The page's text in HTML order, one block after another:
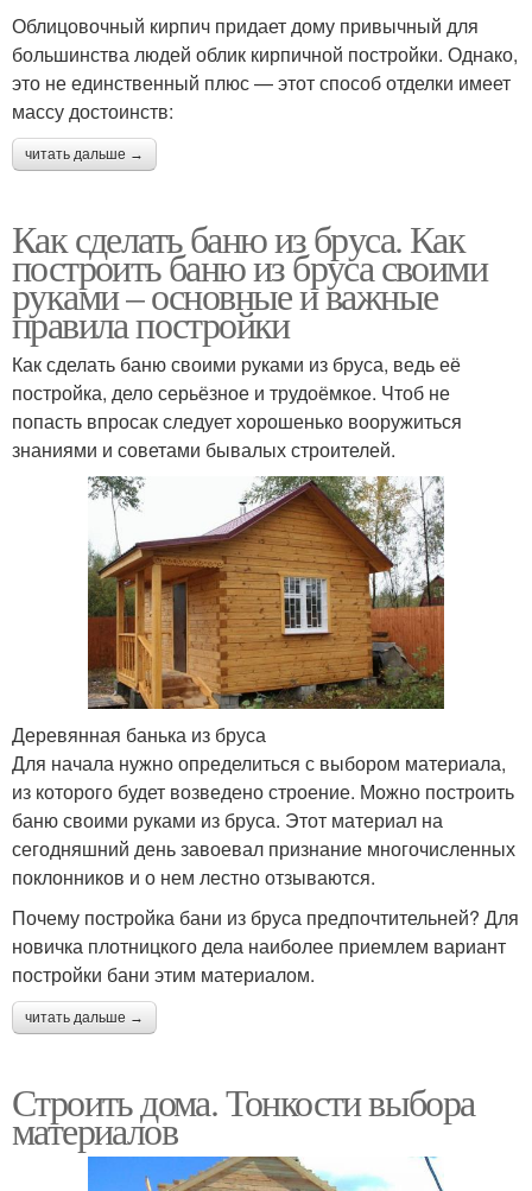
Облицовочный кирпич придает дому привычный для
большинства людей облик кирпичной постройки. Однако,
это не единственный плюс — этот способ отделки имеет
массу достоинств:
читать дальше →
Как сделать баню из бруса. Как
построить баню из бруса своими
руками – основные и важные
правила постройки
Как сделать баню своими руками из бруса, ведь её
постройка, дело серьёзное и трудоёмкое. Чтоб не
попасть впросак следует хорошенько вооружиться
знаниями и советами бывалых строителей.
Деревянная банька из бруса
Для начала нужно определиться с выбором материала,
из которого будет возведено строение. Можно построить
баню своими руками из бруса. Этот материал на
сегодняшний день завоевал признание многочисленных
поклонников и о нем лестно отзываются.
Почему постройка бани из бруса предпочтительней? Для
новичка плотницкого дела наиболее приемлем вариант
постройки бани этим материалом.
читать дальше →
Строить дома. Тонкости выбора
материалов